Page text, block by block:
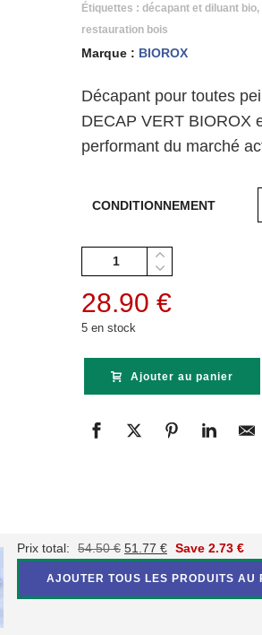
Étiquettes : décapant et diluant bio,
restauration bois
Marque : BIOROX
Décapant pour toutes
DECAP VERT BIOROX
performant du marché
CONDITIONNEMENT
Quantité
28.90 €
5 en stock
Ajouter au panier
Prix total: 54.50€ Le
51.77 €LeSave 2.73 €
AJOUTER TOUS LES PRODUITS AU